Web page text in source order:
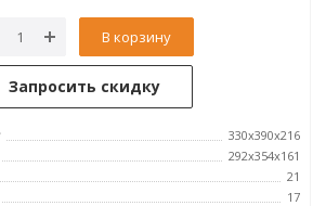
В корзину
Запросить скидку
330x390x216
292х354х161
21
17